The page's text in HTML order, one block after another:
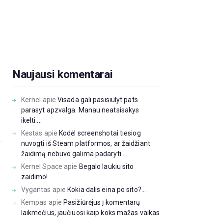
Naujausi komentarai
Kernel apieVisada gali pasisiulyt pats
parasyt apzvalga. Manau neatsisakys
ikelti....
Kestas apie Kodėl screenshotai tiesiog
nuvogti iš Steam platformos, ar žaidžiant
žaidimą nebuvo galima padaryti ...
Kernel Space apie Begalo laukiu sito
zaidimo!...
Vygantas apie Kokia dalis eina po sito?...
Kempas apie Pasižiūrėjus į komentarų
laikmečius, jaučiuosi kaip koks mažas vaikas